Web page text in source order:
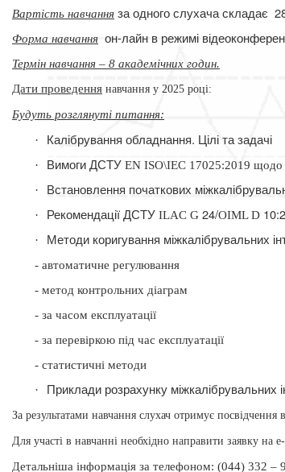
Вартість навчання за одного слухача складає
Форма навчання он-лайн в режимі
Термін навчання – 8 академічних годин.
Дати проведення навчання у 2025 році:
Будуть розглянуті питання:
·
Калібрування обладнання. Цілі та задачі
· Вимоги ДСТУEN ISO\IEC 17025:2019 щодо
·
Встановлення початкових
· Рекомендації ДСТУILAC G 24/OIML D
· Методи коригування міжкалібрувальних
- автоматичне регулювання
- метод контрольних діаграм
- за часом експлуатації
- за перевіркою під час експлуатації
- статистичні методи
·
Приклади розрахунку міжкалібрувальних
За результатами навчання слухач отримує посвідчення
Для участі в навчанні необхідно направити заявку на
Детальніша інформація за телефоном: (044) 332 –